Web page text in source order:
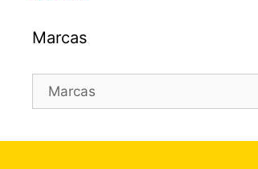
Marcas